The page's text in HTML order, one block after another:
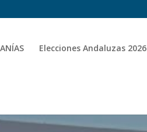
Elecciones Andaluzas 2026